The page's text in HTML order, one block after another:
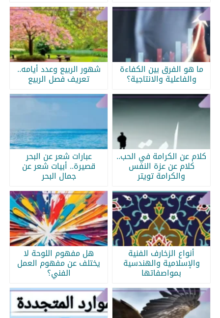
ما هو الفرق بين الكفاءة
والفاعلية والانتاجية؟
شهور الربيع وعدد أيامه..
تعريف فصل الربيع
كلام عن الكرامة في الحب..
كلام عن عزة النفس
والكرامة تويتر
عبارات شعر عن البحر
قصيرة.. أبيات شعر عن
جمال البحر
أنواع الزخارف الفنية
والإسلامية والهندسية
بمواصفاتها
هل مفهوم اللوحة لا
يختلف عن مفهوم العمل
الفني؟